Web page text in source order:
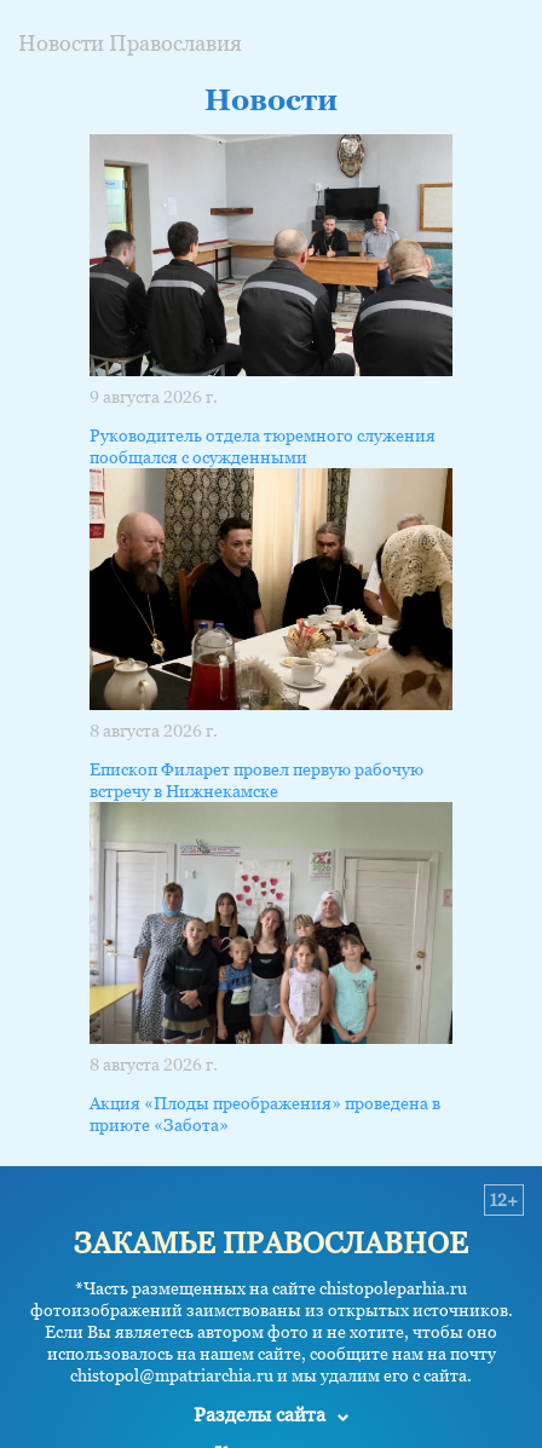
Новости Православия
Новости
9 августа 2026 г.
Руководитель отдела тюремного служения
пообщался с осужденными
8 августа 2026 г.
Епископ Филарет провел первую рабочую
встречу в Нижнекамске
8 августа 2026 г.
Акция «Плоды преображения» проведена в
приюте «Забота»
ЗАКАМЬЕ ПРАВОСЛАВНОЕ
*Часть размещенных на сайте chistopoleparhia.ru
фотоизображений заимствованы из открытых источников.
Если Вы являетесь автором фото и не хотите, чтобы оно
использовалось на нашем сайте, сообщите нам на почту
chistopol@mpatriarchia.ru и мы удалим его с сайта.
12+
Разделы сайта